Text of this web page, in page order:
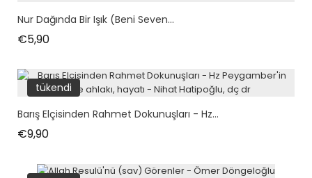
Nur Dağında Bir Işık (Beni Seven...
€5,90Fiyat
tükendi
Barış Elçisinden Rahmet Dokunuşları - Hz...
€9,90Fiyat